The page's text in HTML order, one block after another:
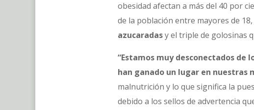
obesidad afectan a más del 40 por
de la población entre mayores de
azucaradasy el triple de golosinas
“Estamos muy desconectados
han ganado un lugar en nuestras
malnutrición y lo que significa la
debido a los sellos de advertencia